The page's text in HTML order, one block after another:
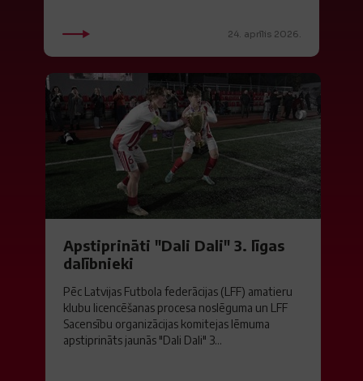
24. aprīlis 2026.
Apstiprināti "Dali Dali" 3. līgas
dalībnieki
Pēc Latvijas Futbola federācijas (LFF) amatieru
klubu licencēšanas procesa noslēguma un LFF
Sacensību organizācijas komitejas lēmuma
apstiprināts jaunās "Dali Dali" 3...